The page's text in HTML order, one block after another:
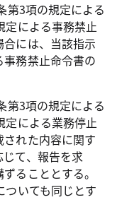
3項の規定による
定による事務禁止
には、当該指示
務禁止命令書の
3項の規定による
定による業務停止
れた内容に関す
て、報告を求
ることとする。
ついても同じとす